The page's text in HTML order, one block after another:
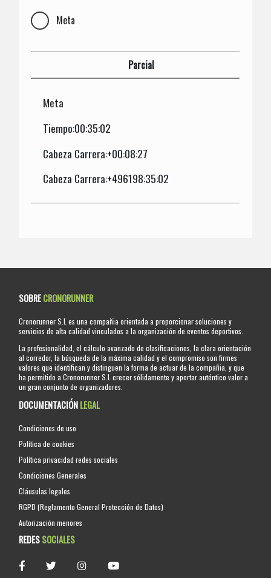
Meta
Parcial
Meta
Tiempo:00:35:02
Cabeza Carrera:+00:08:27
Cabeza Carrera:+496198:35:02
SOBRECRONORUNNER
Cronorunner S.L es una compañia orientada a proporcionar soluciones y
servicios de alta calidad vinculados a la organización de eventos deportivos.
La profesionalidad, el cálculo avanzado de clasificaciones, la clara orientación
al corredor, la búsqueda de la máxima calidad y el compromiso son firmes
valores que identifican y distinguen la forma de actuar de la compañia, y que
ha permitido a Cronorunner S.L crecer sólidamente y aportar auténtico valor a
un gran conjunto de organizadores.
DOCUMENTACIÓNLEGAL
Condiciones de uso
Política de cookies
Política privacidad redes sociales
Condiciones Generales
Cláusulas legales
RGPD (Reglamento General Protección de Datos)
Autorización menores
REDESSOCIALES